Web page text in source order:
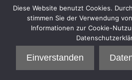
Diese Website benutzt Cookies.
stimmen Sie der Verwendung
Informationen zur Cookie-
Einverstanden